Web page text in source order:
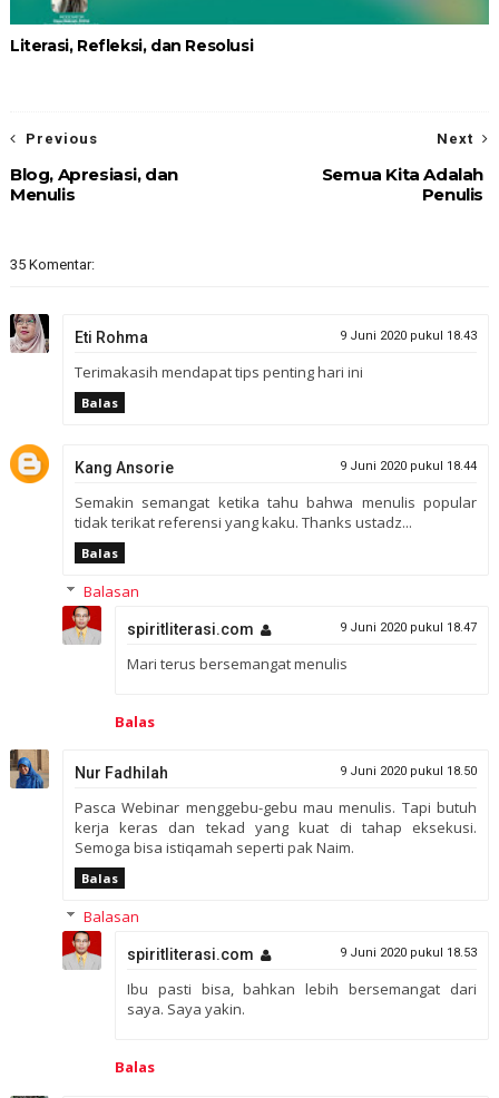
Literasi, Refleksi, dan Resolusi
Next
Semua Kita Adalah
Penulis
Previous
Blog, Apresiasi, dan
Menulis
35 Komentar:
Eti Rohma 9 Juni 2020 pukul 18.43
Terimakasih mendapat tips penting hari ini
Balas
Kang Ansorie 9 Juni 2020 pukul 18.44
Semakin semangat ketika tahu bahwa menulis popular
tidak terikat referensi yang kaku. Thanks ustadz...
Balas
Balasan
spiritliterasi.com 9 Juni 2020 pukul 18.47
Mari terus bersemangat menulis
Balas
Nur Fadhilah 9 Juni 2020 pukul 18.50
Pasca Webinar menggebu-gebu mau menulis. Tapi butuh
kerja keras dan tekad yang kuat di tahap eksekusi.
Semoga bisa istiqamah seperti pak Naim.
Balas
Balasan
spiritliterasi.com 9 Juni 2020 pukul 18.53
Ibu pasti bisa, bahkan lebih bersemangat dari
saya. Saya yakin.
Balas